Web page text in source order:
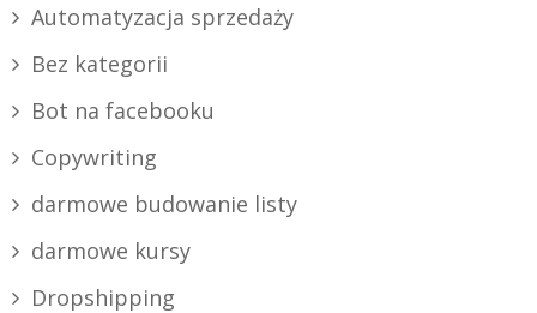
Automatyzacja sprzedaży
Bez kategorii
Bot na facebooku
Copywriting
darmowe budowanie listy
darmowe kursy
Dropshipping